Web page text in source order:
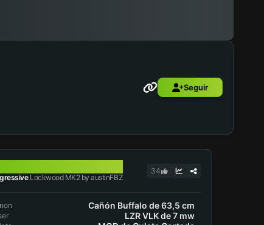
Seguir
Lockwood MK2 by austinFBZ
34
Cañón Buffalo de 63,5 cm
LZR VLK de 7 mw